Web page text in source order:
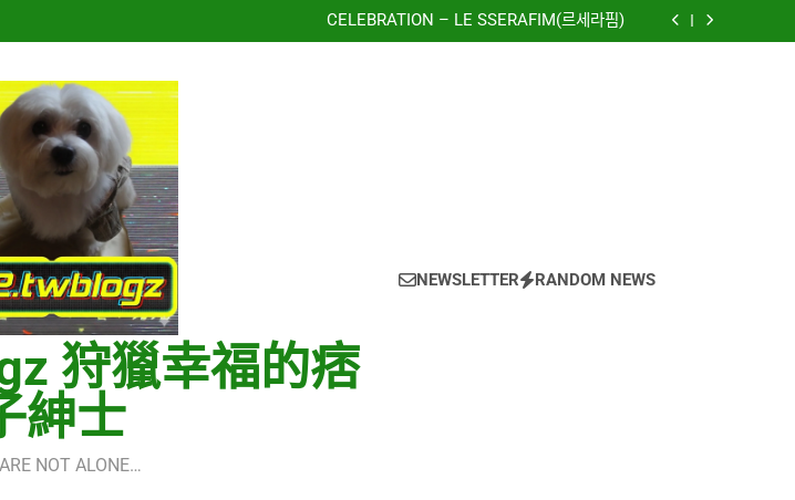
(Girls’ Generation)
CELEBRATION – LE SSERAFIM(르세라핌)
Hermes One Quick Start Guide using OpenRouter Free Models & Telegram
再次重逢的世界(다시만난세계)(Into The New World) – 少女時代(소녀시대)
Hermes One Quick Start Guide using OpenRouter Free Models & Telegram
狩獵幸福的痞
紳士
NOT ALONE…
NEWSLETTER RANDOM NEWS